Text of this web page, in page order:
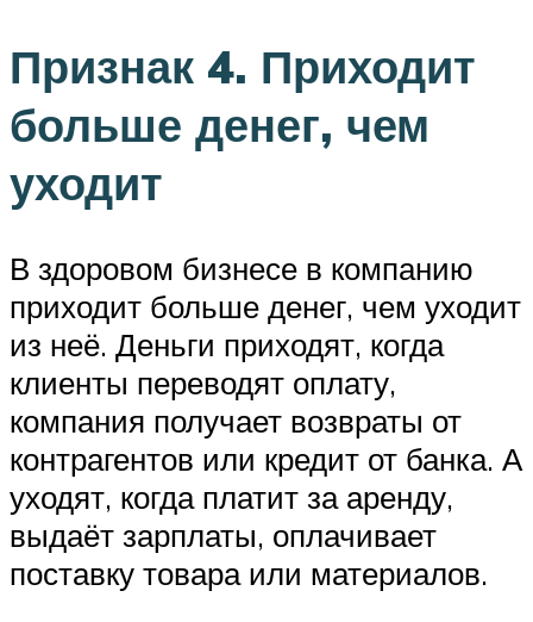
Признак 4. Приходит
больше денег, чем
уходит
В здоровом бизнесе в компанию
приходит больше денег, чем уходит
из неё. Деньги приходят, когда
клиенты переводят оплату,
компания получает возвраты от
контрагентов или кредит от банка. А
уходят, когда платит за аренду,
выдаёт зарплаты, оплачивает
поставку товара или материалов.